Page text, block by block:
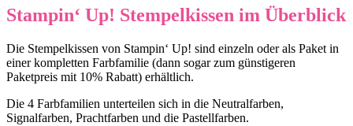
Stampin‘ Up! Stempelkissen im Überblick
Die Stempelkissen von Stampin‘ Up! sind einzeln oder als Paket in
einer kompletten Farbfamilie (dann sogar zum günstigeren
Paketpreis mit 10% Rabatt) erhältlich.
Die 4 Farbfamilien unterteilen sich in die Neutralfarben,
Signalfarben, Prachtfarben und die Pastellfarben.